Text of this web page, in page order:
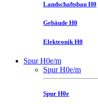
Landschaftsbau H0
Gebäude H0
Elektronik H0
Spur H0e/m
Spur H0e/m
Spur H0e